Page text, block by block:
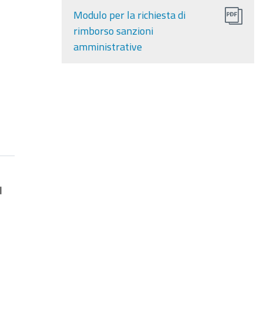
Modulo per la richiesta di
rimborso sanzioni
amministrative